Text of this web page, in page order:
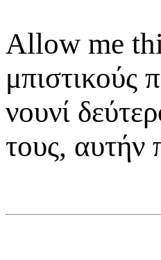
Allow me
μπιστικούς
νουνί
τους, αυτήν